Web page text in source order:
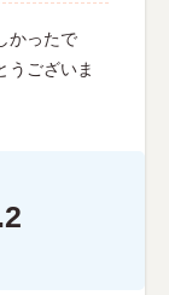
かったで
うございま